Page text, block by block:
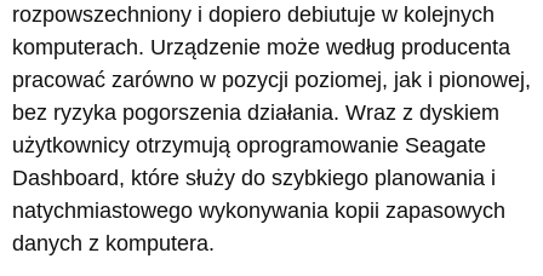
rozpowszechniony i dopiero debiutuje w kolejnych
komputerach. Urządzenie może według producenta
pracować zarówno w pozycji poziomej, jak i pionowej,
bez ryzyka pogorszenia działania. Wraz z dyskiem
użytkownicy otrzymują oprogramowanie Seagate
Dashboard, które służy do szybkiego planowania i
natychmiastowego wykonywania kopii zapasowych
danych z komputera.